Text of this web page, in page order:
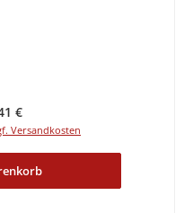
Preis:
€
Versandkosten